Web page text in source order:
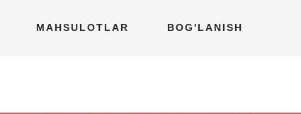
MAHSULOTLAR BOG'LANISH